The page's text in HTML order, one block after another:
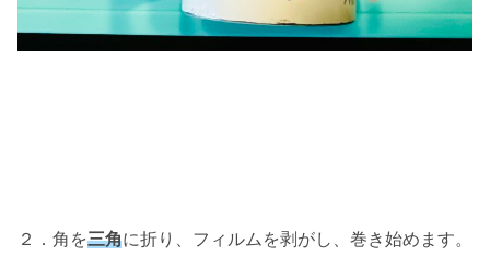
２．角を三角に折り、フィルムを剥がし、巻き始めます。